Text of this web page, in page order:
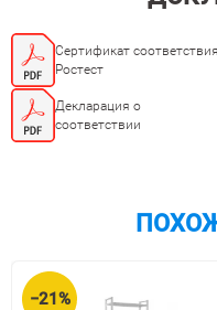
Сертификат соответствия
Ростест
Декларация о
соответствии
−21%